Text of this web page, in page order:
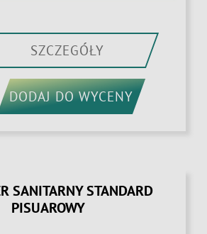
SZCZEGÓŁY
DODAJ DO WYCENY
SANITARNY STANDARD
PISUAROWY